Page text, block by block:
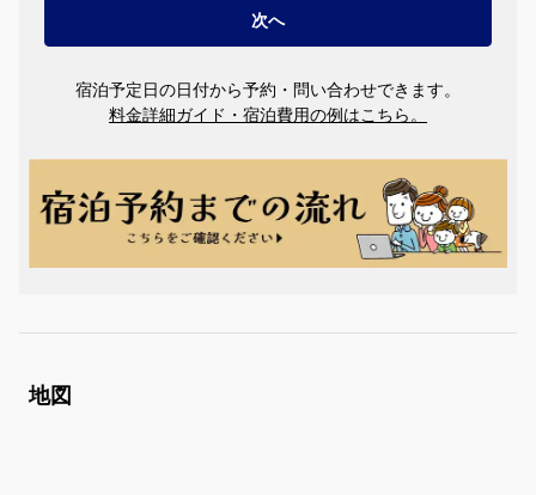
宿泊予定日の日付から予約・問い合わせできます。
料金詳細ガイド・宿泊費用の例はこちら。
地図